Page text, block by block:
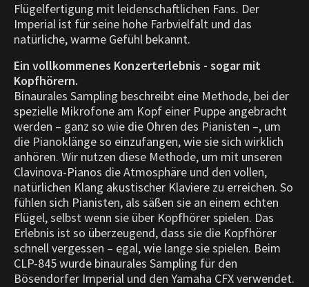
Flügelfertigung mit leidenschaftlichen Fans. Der
Imperial ist für seine hohe Farbvielfalt und das
natürliche, warme Gefühl bekannt.
Ein vollkommenes Konzerterlebnis - sogar mit
Kopfhörern.
Binaurales Sampling beschreibt eine Methode, bei der
spezielle Mikrofone am Kopf einer Puppe angebracht
werden – ganz so wie die Ohren des Pianisten –, um
die Pianoklänge so einzufangen, wie sie sich wirklich
anhören. Wir nutzen diese Methode, um mit unseren
Clavinova-Pianos die Atmosphäre und den vollen,
natürlichen Klang akustischer Klaviere zu erreichen. So
fühlen sich Pianisten, als säßen sie an einem echten
Flügel, selbst wenn sie über Kopfhörer spielen. Das
Erlebnis ist so überzeugend, dass sie die Kopfhörer
schnell vergessen – egal, wie lange sie spielen. Beim
CLP-845 wurde binaurales Sampling für den
Bösendorfer Imperial und den Yamaha CFX verwendet.